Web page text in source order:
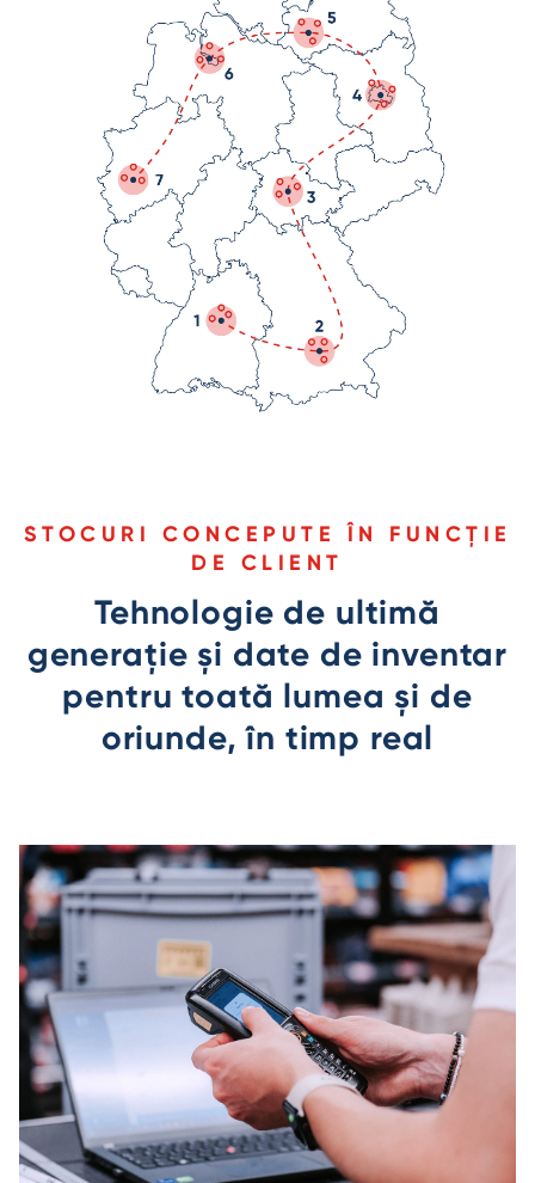
STOCURI CONCEPUTE ÎN FUNCȚIE
DE CLIENT
Tehnologie de ultimă
generație și date de inventar
pentru toată lumea și de
oriunde, în timp real